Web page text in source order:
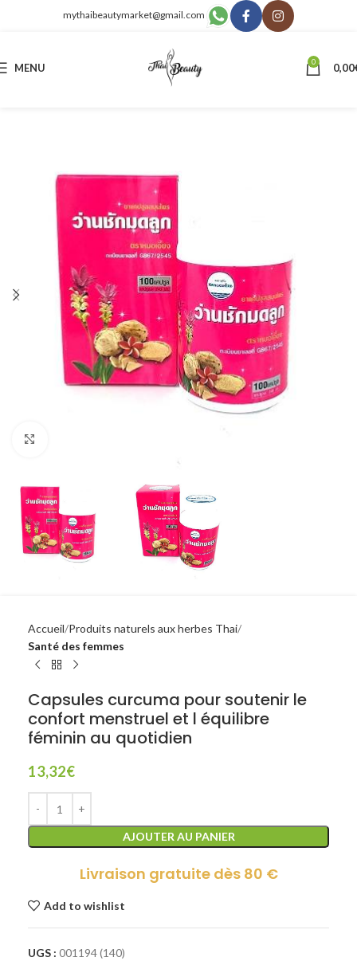
mythaibeautymarket@gmail.com
MENU 0 0,00
Accueil Produits naturels aux herbes Thai
Santé des femmes
Capsules curcuma pour soutenir le
confort menstruel et l équilibre
féminin au quotidien
13,32€
AJOUTER AU PANIER
Livraison gratuite dès 80 €
Add to wishlist
UGS : 001194 (140)